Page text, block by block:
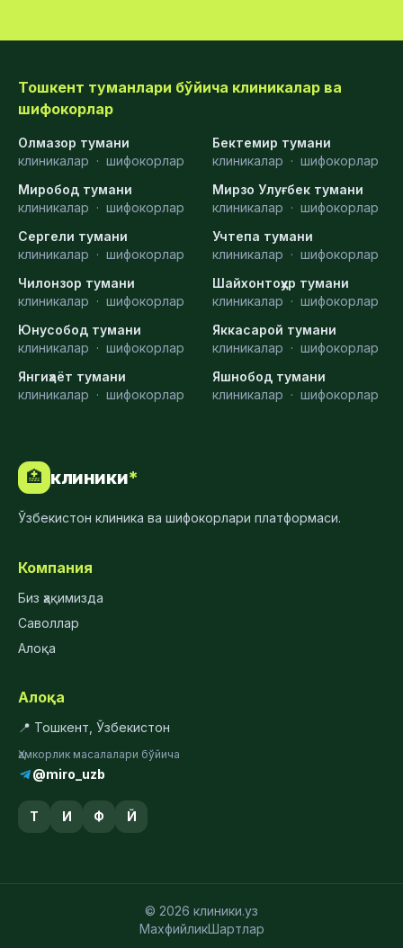
Тошкент туманлари бўйича клиникалар ва
шифокорлар
Олмазор тумани
клиникалар · шифокорлар
Бектемир тумани
клиникалар · шифокорлар
Миробод тумани
клиникалар · шифокорлар
Мирзо Улуғбек тумани
клиникалар · шифокорлар
Сергели тумани
клиникалар · шифокорлар
Учтепа тумани
клиникалар · шифокорлар
Чилонзор тумани
клиникалар · шифокорлар
Шайхонтоҳур тумани
клиникалар · шифокорлар
Юнусобод тумани
клиникалар · шифокорлар
Яккасарой тумани
клиникалар · шифокорлар
Янгиҳаёт тумани
клиникалар · шифокорлар
Яшнобод тумани
клиникалар · шифокорлар
🏥 клиники*
Ўзбекистон клиника ва шифокорлари платформаси.
Компания
Биз ҳақимизда
Саволлар
Алоқа
Алоқа
📍 Тошкент, Ўзбекистон
Ҳамкорлик масалалари бўйича
@miro_uzb
Т И Ф Й
© 2026 клиники.уз
МахфийликШартлар